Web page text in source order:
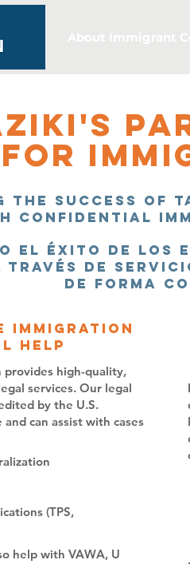
for
the success of
confidential
el éxito de los
través de
de forma
Help
provides high-quality,
services. Our legal
by the U.S.
can assist with cases
(TPS,
help with VAWA, U